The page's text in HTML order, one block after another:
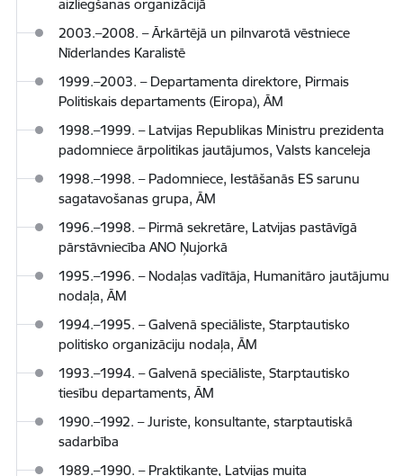
aizliegšanas organizācijā
2003.–2008. – Ārkārtējā un pilnvarotā vēstniece
Nīderlandes Karalistē
1999.–2003. – Departamenta direktore, Pirmais
Politiskais departaments (Eiropa), ĀM
1998.–1999. – Latvijas Republikas Ministru prezidenta
padomniece ārpolitikas jautājumos, Valsts kanceleja
1998.–1998. – Padomniece, Iestāšanās ES sarunu
sagatavošanas grupa, ĀM
1996.–1998. – Pirmā sekretāre, Latvijas pastāvīgā
pārstāvniecība ANO Ņujorkā
1995.–1996. – Nodaļas vadītāja, Humanitāro jautājumu
nodaļa, ĀM
1994.–1995. – Galvenā speciāliste, Starptautisko
politisko organizāciju nodaļa, ĀM
1993.–1994. – Galvenā speciāliste, Starptautisko
tiesību departaments, ĀM
1990.–1992. – Juriste, konsultante, starptautiskā
sadarbība
1989.–1990. – Praktikante, Latvijas muita